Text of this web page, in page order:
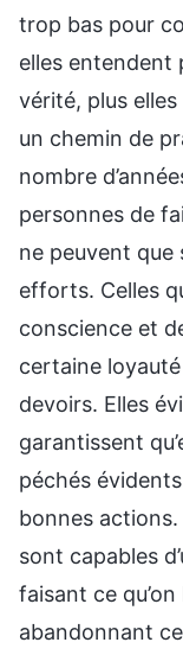
trop bas pour
elles entendent
vérité, plus
un chemin de
nombre
personnes de
ne peuvent que
efforts. Celles
conscience et
certaine
devoirs. Elles
garantissent
péchés
bonnes
sont capables
faisant ce
abandonnant